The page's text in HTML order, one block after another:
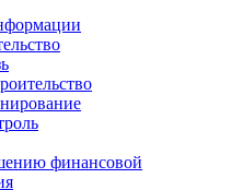
финансовой